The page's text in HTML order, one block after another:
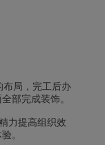
布局，完工后办
部完成装饰。
力提高组织效
。